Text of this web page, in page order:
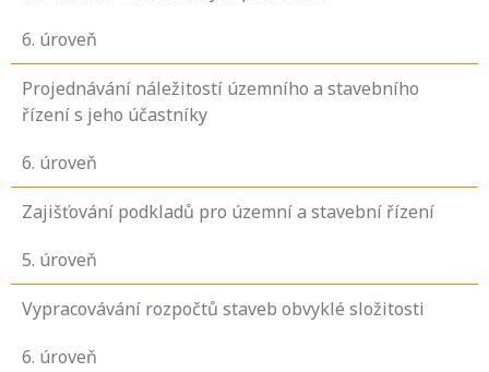
6. úroveň
Projednávání náležitostí územního a stavebního
řízení s jeho účastníky
6. úroveň
Zajišťování podkladů pro územní a stavební řízení
5. úroveň
Vypracovávání rozpočtů staveb obvyklé složitosti
6. úroveň